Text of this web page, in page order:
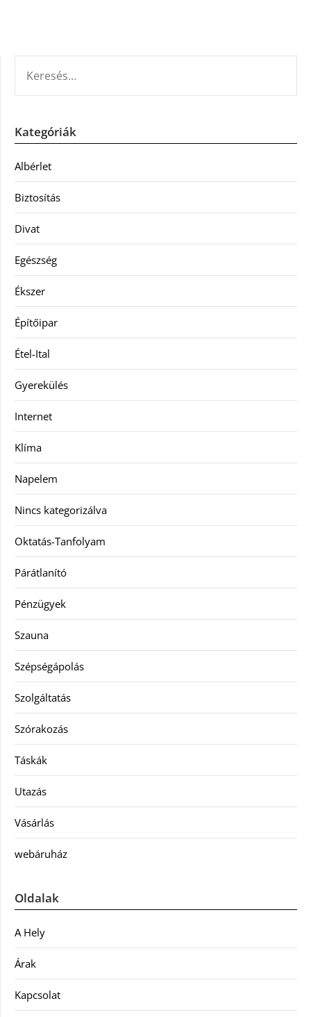
Kategóriák
Albérlet
Biztosítás
Divat
Egészség
Ékszer
Építőipar
Étel-Ital
Gyerekülés
Internet
Klíma
Napelem
Nincs kategorizálva
Oktatás-Tanfolyam
Párátlanító
Pénzügyek
Szauna
Szépségápolás
Szolgáltatás
Szórakozás
Táskák
Utazás
Vásárlás
webáruház
Oldalak
A Hely
Árak
Kapcsolat